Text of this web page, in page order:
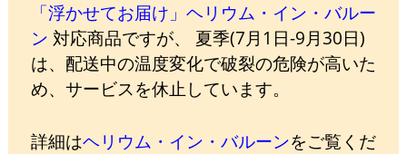
「浮かせてお届け」ヘリウム・イン・バルー
ン 対応商品ですが、 夏季(7月1日-9月30日)
は、配送中の温度変化で破裂の危険が高いた
め、サービスを休止しています。
詳細はヘリウム・イン・バルーンをご覧くだ